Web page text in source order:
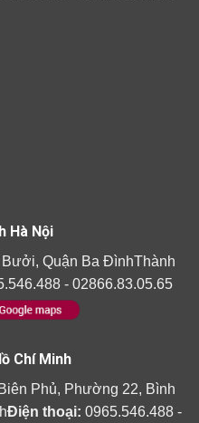
Hà Nội
Quận Ba ĐìnhThành
- 02866.83.05.65
Chí Minh
Phủ, Phường 22, Bình
Điện thoại: 0965.546.488 -